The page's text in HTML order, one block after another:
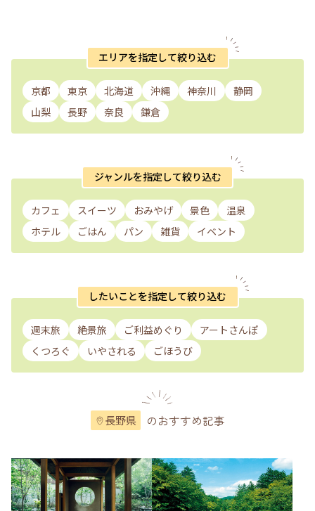
エリアを指定して絞り込む
京都 東京 北海道 沖縄 神奈川
静岡
山梨
長野 奈良 鎌倉
ジャンルを指定して絞り込む
カフェ スイーツ おみやげ 景色
温泉
ホテル
ごはん パン 雑貨 イベント
したいことを指定して絞り込む
週末旅 絶景旅 ご利益めぐり
アートさんぽ
くつろぐ
いやされる ごほうび
長野県 のおすすめ記事